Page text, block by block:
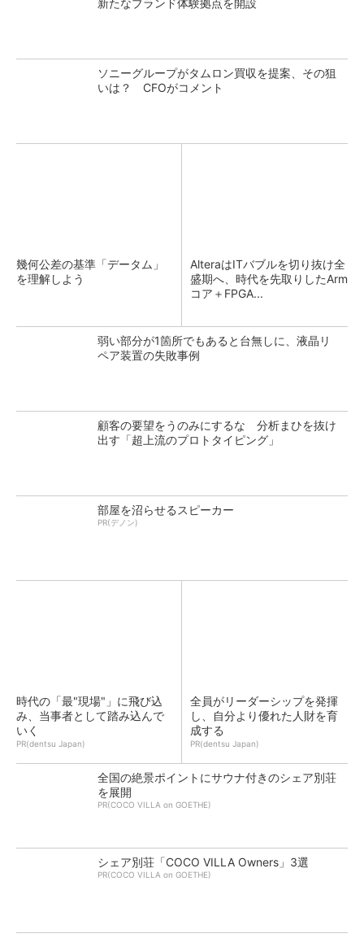
ソニーグループがタムロン買収を提案、その狙
いは？ CFOがコメント
幾何公差の基準「データム」
を理解しよう
AlteraはITバブルを切り抜け全
盛期へ、時代を先取りしたArm
コア＋FPGA...
弱い部分が1箇所でもあると台無しに、液晶リ
ペア装置の失敗事例
顧客の要望をうのみにするな 分析まひを抜け
出す「超上流のプロトタイピング」
部屋を沼らせるスピーカー
PR(デノン)
時代の「最"現場"」に飛び込
み、当事者として踏み込んで
いく
PR(dentsu Japan)
全員がリーダーシップを発揮
し、自分より優れた人財を育
成する
PR(dentsu Japan)
全国の絶景ポイントにサウナ付きのシェア別荘
を展開
PR(COCO VILLA on GOETHE)
シェア別荘「COCO VILLA Owners」3選
PR(COCO VILLA on GOETHE)